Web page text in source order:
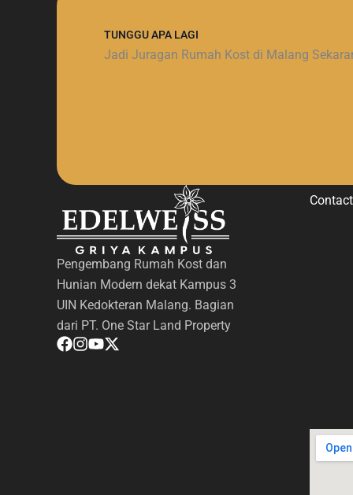
TUNGGU APA LAGI
Jadi Juragan Rumah Kost di Malang
Pengembang Rumah Kost dan
Hunian Modern dekat Kampus 3
UIN Kedokteran Malang. Bagian
dari PT. One Star Land Property